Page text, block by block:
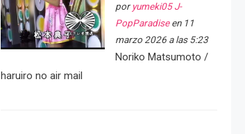
por yumeki05 J-
PopParadiseen 11
marzo 2026 a las 5:23
Noriko Matsumoto /
haruiro no air mail